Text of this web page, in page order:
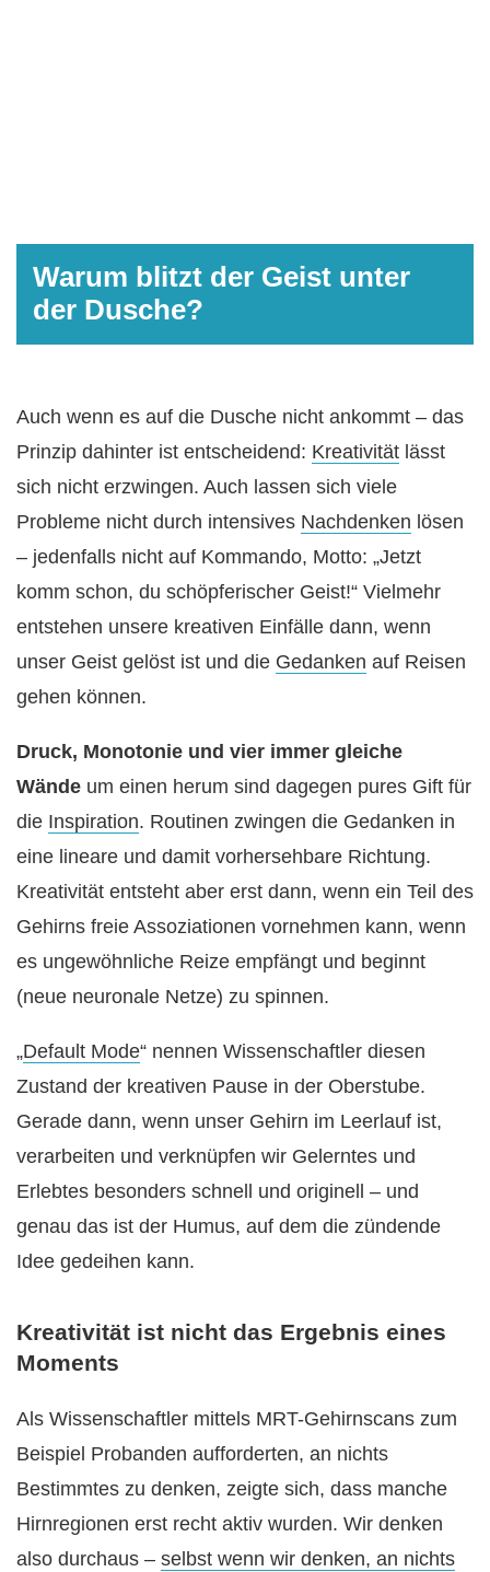
Warum blitzt der Geist unter
der Dusche?
Auch wenn es auf die Dusche nicht ankommt – das
Prinzip dahinter ist entscheidend: Kreativität lässt
sich nicht erzwingen. Auch lassen sich viele
Probleme nicht durch intensives Nachdenken lösen
– jedenfalls nicht auf Kommando, Motto: „Jetzt
komm schon, du schöpferischer Geist!“ Vielmehr
entstehen unsere kreativen Einfälle dann, wenn
unser Geist gelöst ist und die Gedanken auf Reisen
gehen können.
Druck, Monotonie und vier immer gleiche
Wände um einen herum sind dagegen pures Gift für
die Inspiration. Routinen zwingen die Gedanken in
eine lineare und damit vorhersehbare Richtung.
Kreativität entsteht aber erst dann, wenn ein Teil des
Gehirns freie Assoziationen vornehmen kann, wenn
es ungewöhnliche Reize empfängt und beginnt
(neue neuronale Netze) zu spinnen.
„Default Mode“ nennen Wissenschaftler diesen
Zustand der kreativen Pause in der Oberstube.
Gerade dann, wenn unser Gehirn im Leerlauf ist,
verarbeiten und verknüpfen wir Gelerntes und
Erlebtes besonders schnell und originell – und
genau das ist der Humus, auf dem die zündende
Idee gedeihen kann.
Kreativität ist nicht das Ergebnis eines
Moments
Als Wissenschaftler mittels MRT-Gehirnscans zum
Beispiel Probanden aufforderten, an nichts
Bestimmtes zu denken, zeigte sich, dass manche
Hirnregionen erst recht aktiv wurden. Wir denken
also durchaus – selbst wenn wir denken, an nichts